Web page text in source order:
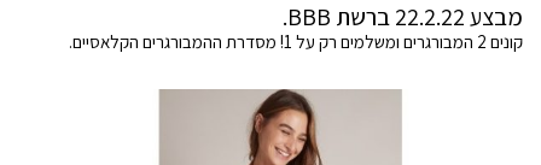
מבצע 22.2.22 ברשת BBB.
קונים 2 המבורגרים ומשלמים רק על 1! מסדרת ההמבורגרים הקלאסיים.